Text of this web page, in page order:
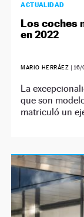
ACTUALIDAD
Los coches
en 2022
MARIO HERRÁEZ | 16/
La
que son
matriculó un